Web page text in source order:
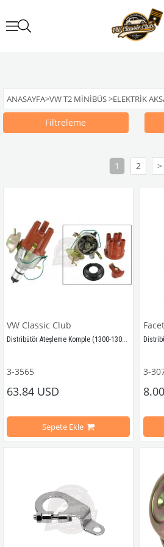
ANASAYFA>VW T2 MINIBÜS>ELEKTRIK
Filtreleme
1 2 >
VW Classic Club
Distribütör Ateşleme Komple (1300-1302-1303-T2)
1968-1979 Yılları Arasındaki
1968-1979 Yılları Arasındaki T2
1600 Motor Tüm Modellerle Uyumludur.
3-3565
63.84 USD
Sepete Ekle
Facet
T2
3-